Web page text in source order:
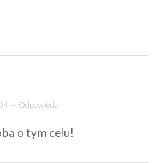
— Odpowiedz
o tym celu!